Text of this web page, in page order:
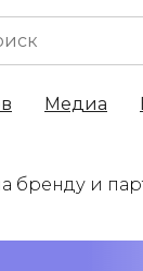
Медиа
бренду и